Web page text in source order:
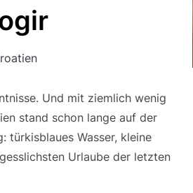
Und mit ziemlich wenig
stand schon lange auf der
türkisblaues Wasser, kleine
Urlaube der letzten